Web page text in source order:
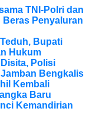
TNI-Polri dan
Beras Penyaluran
Bupati
Hukum
Polisi
Bengkalis
Kembali
Baru
Kemandirian